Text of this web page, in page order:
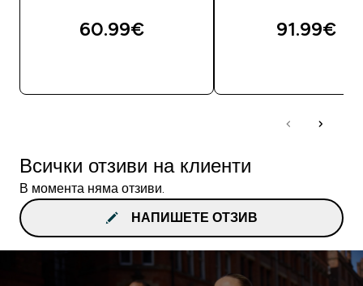
60.99€‎ 91.99€‎
Всички отзиви на клиенти
В момента няма отзиви.
НАПИШЕТЕ ОТЗИВ